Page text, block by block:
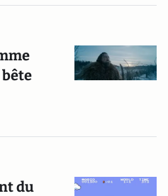
du